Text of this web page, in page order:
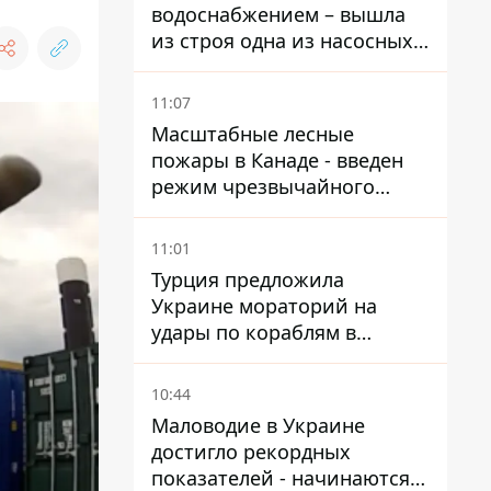
водоснабжением – вышла
из строя одна из насосных
станций
11:07
Масштабные лесные
пожары в Канаде - введен
режим чрезвычайного
положения, выехали более
20 тысяч человек
11:01
Турция предложила
Украине мораторий на
удары по кораблям в
Черном море
10:44
Маловодие в Украине
достигло рекордных
показателей - начинаются